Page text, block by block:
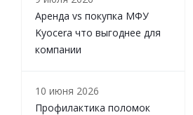
Аренда vs покупка МФУ
Kyocera что выгоднее для
компании
10 июня 2026
Профилактика поломок